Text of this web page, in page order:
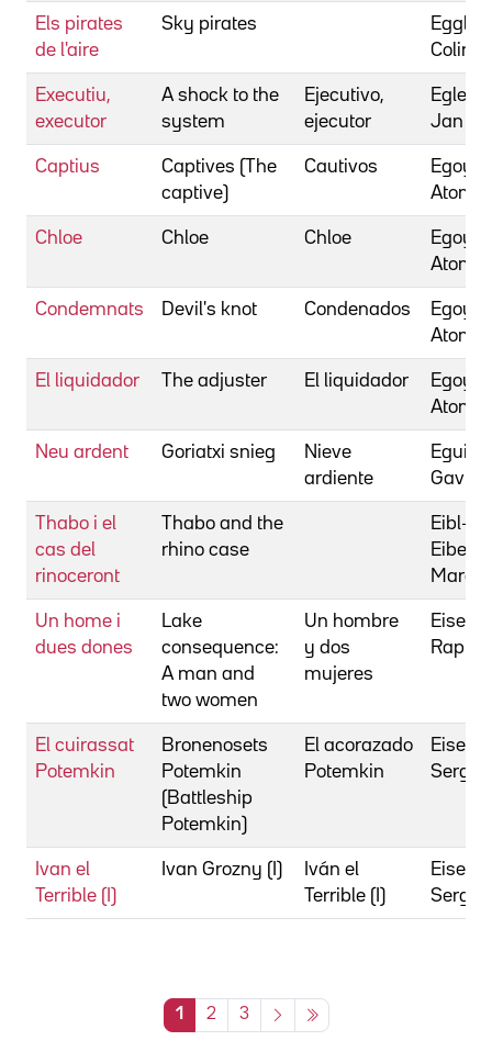
Els pirates
de l'aire
Sky pirates
Colin
Executiu,
executor
A shock to the
system
Ejecutivo,
ejecutor
Jan
Captius
Captives (The
captive)
Cautivos
Atom
Chloe Chloe Chloe
Atom
Condemnats Devil's knot Condenados
Atom
El liquidador The adjuster El liquidador
Atom
Neu ardent Goriatxi snieg
Nieve
ardiente
Gavril
Thabo i el
cas del
rinoceront
Thabo and the
rhino case
Eibl-
Mara
Un home i
dues dones
Lake
consequence:
A man and
two women
Un hombre
y dos
mujeres
El cuirassat
Potemkin
Bronenosets
Potemkin
(Battleship
Potemkin)
El acorazado
Potemkin
Ivan el
Terrible (I)
Ivan Grozny (I)
Iván el
Terrible (I)
1 2 3